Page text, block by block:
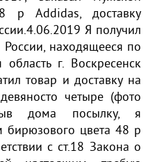
р Addidas, доставку
Я получил
находящееся по
г. Воскресенск
товар и доставку на
четыре (фото
дома посылку, я
цвета 48 р
с ст.18 Закона о